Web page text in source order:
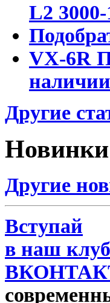
L2
VX-6R
Другие
Новинки
Другие
Вступай
в наш клуб